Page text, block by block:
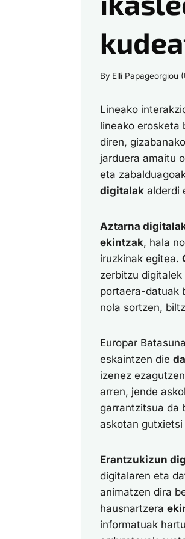
By Elli Papageorgiou
Lineako
lineako erosketa
diren,
jarduera amaitu
eta
digitalak alderdi
Aztarna
ekintzak, hala
iruzkinak egitea.
zerbitzu
portaera-datuak
nola sortzen,
Europar
eskaintzen die
izenez
arren, jende
garrantzitsua da
askotan
Erantzukizun
digitalaren eta
animatzen dira
hausnartzera
informatuak